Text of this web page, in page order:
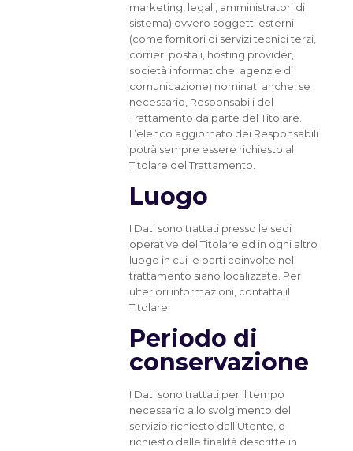
marketing, legali, amministratori di
sistema) ovvero soggetti esterni
(come fornitori di servizi tecnici terzi,
corrieri postali, hosting provider,
società informatiche, agenzie di
comunicazione) nominati anche, se
necessario, Responsabili del
Trattamento da parte del Titolare.
L’elenco aggiornato dei Responsabili
potrà sempre essere richiesto al
Titolare del Trattamento.
Luogo
I Dati sono trattati presso le sedi
operative del Titolare ed in ogni altro
luogo in cui le parti coinvolte nel
trattamento siano localizzate. Per
ulteriori informazioni, contatta il
Titolare.
Periodo di
conservazione
I Dati sono trattati per il tempo
necessario allo svolgimento del
servizio richiesto dall’Utente, o
richiesto dalle finalità descritte in